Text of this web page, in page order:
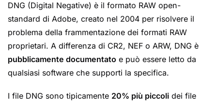
DNG (Digital Negative) è il formato RAW open-
standard di Adobe, creato nel 2004 per risolvere il
problema della frammentazione dei formati RAW
proprietari. A differenza di CR2, NEF o ARW, DNG è
pubblicamente documentato e può essere letto da
qualsiasi software che supporti la specifica.
I file DNG sono tipicamente 20% più piccoli dei file